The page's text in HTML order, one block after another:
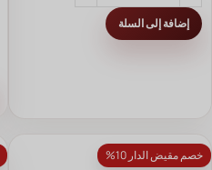
إضافة إلى السلة
خصم مقيض الدار 10%